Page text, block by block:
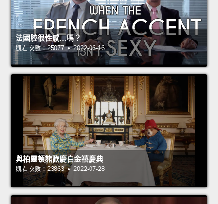
法國腔很性感…嗎？
觀看次數：25077 • 2022-06-16
與柏靈頓熊歡慶白金禧慶典
觀看次數：23863 • 2022-07-28